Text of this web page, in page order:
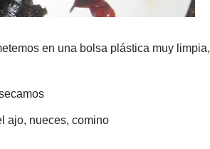
en una bolsa plástica muy limpia,
ajo, nueces, comino